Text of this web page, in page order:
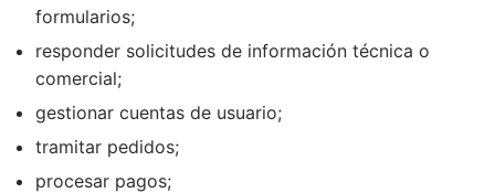
formularios;
responder solicitudes de información técnica o
comercial;
gestionar cuentas de usuario;
tramitar pedidos;
procesar pagos;